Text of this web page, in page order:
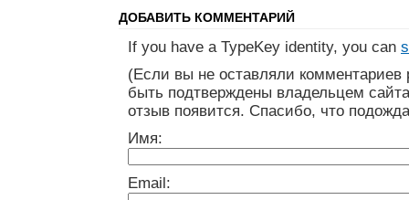
ДОБАВИТЬ КОММЕНТАРИЙ
If you have a TypeKey identity, you can
(Если вы не оставляли
быть подтверждены владельцем
отзыв появится. Спасибо, что
Имя:
Email: